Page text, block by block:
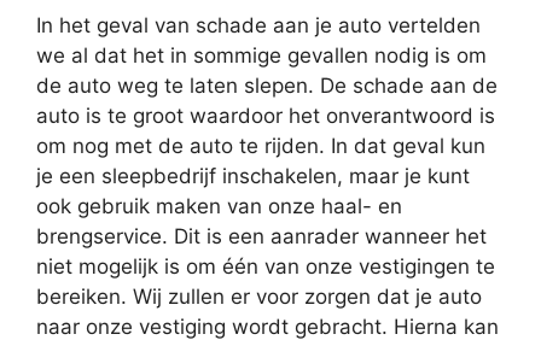
In het geval van schade aan je auto vertelden
we al dat het in sommige gevallen nodig is om
de auto weg te laten slepen. De schade aan de
auto is te groot waardoor het onverantwoord is
om nog met de auto te rijden. In dat geval kun
je een sleepbedrijf inschakelen, maar je kunt
ook gebruik maken van onze haal- en
brengservice. Dit is een aanrader wanneer het
niet mogelijk is om één van onze vestigingen te
bereiken. Wij zullen er voor zorgen dat je auto
naar onze vestiging wordt gebracht. Hierna kan